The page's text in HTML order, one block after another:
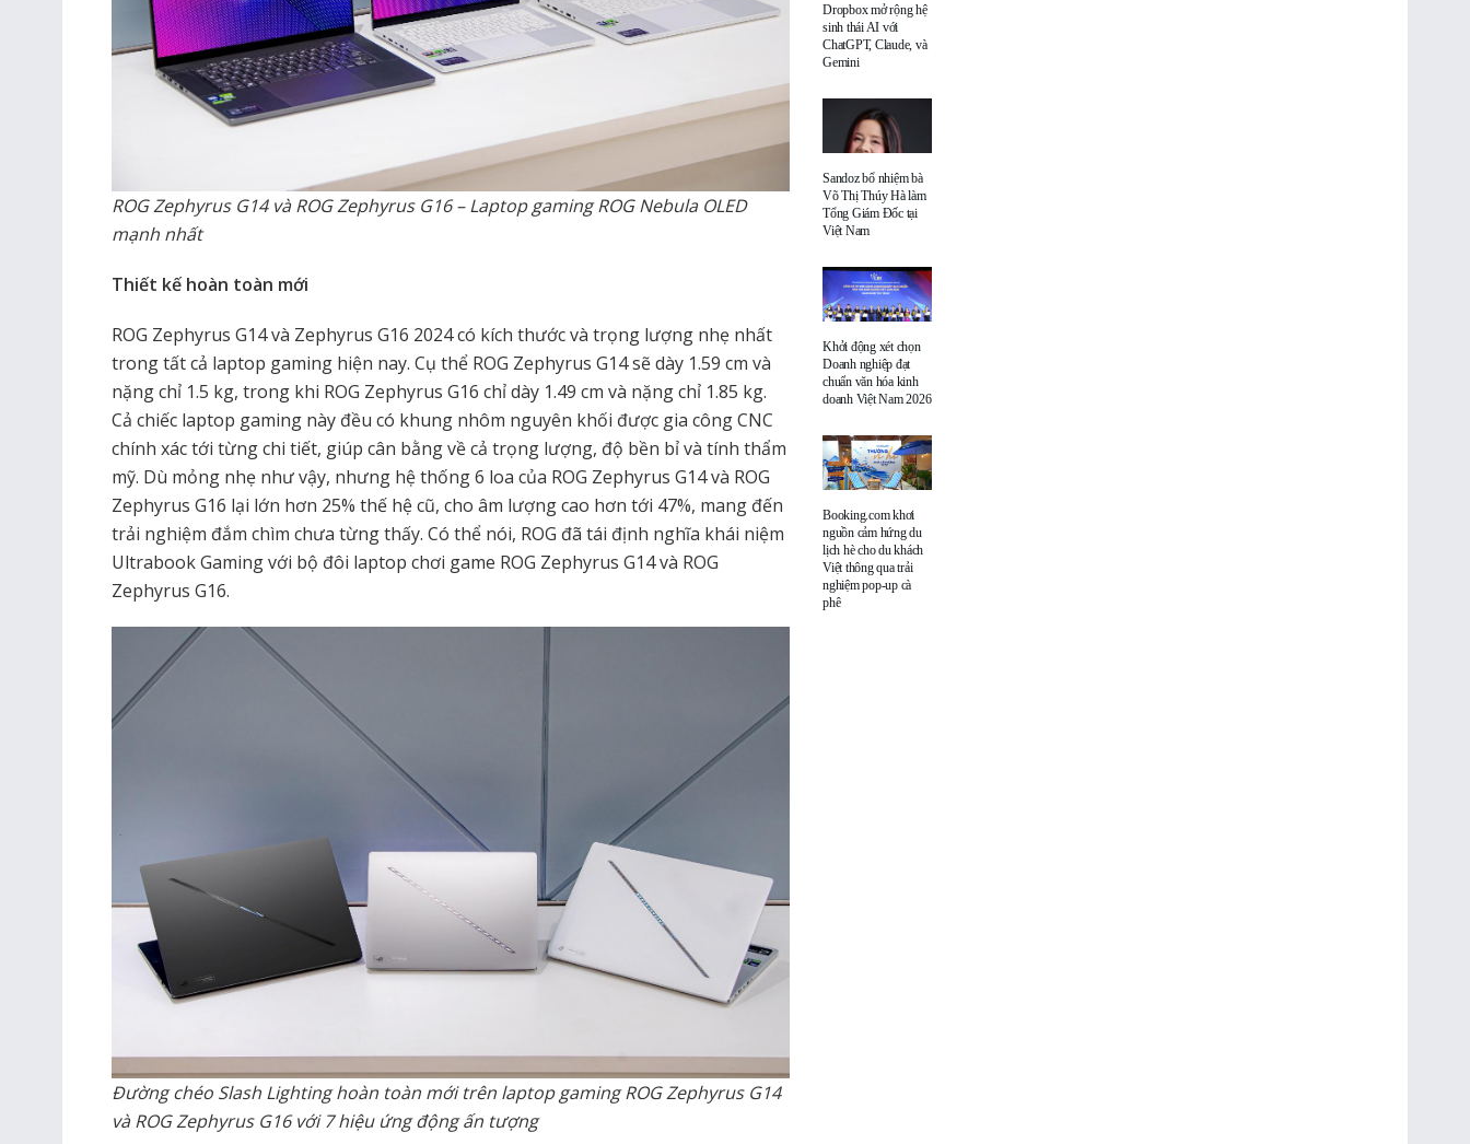
ROG Zephyrus G14 và ROG Zephyrus G16 – Laptop gaming ROG Nebula OLED
mạnh nhất
Thiết kế hoàn toàn mới
ROG Zephyrus G14 và Zephyrus G16 2024 có kích thước và trọng lượng nhẹ nhất
trong tất cả laptop gaming hiện nay. Cụ thể ROG Zephyrus G14 sẽ dày 1.59 cm và
nặng chỉ 1.5 kg, trong khi ROG Zephyrus G16 chỉ dày 1.49 cm và nặng chỉ 1.85 kg.
Cả chiếc laptop gaming này đều có khung nhôm nguyên khối được gia công CNC
chính xác tới từng chi tiết, giúp cân bằng về cả trọng lượng, độ bền bỉ và tính thẩm
mỹ. Dù mỏng nhẹ như vậy, nhưng hệ thống 6 loa của ROG Zephyrus G14 và ROG
Zephyrus G16 lại lớn hơn 25% thế hệ cũ, cho âm lượng cao hơn tới 47%, mang đến
trải nghiệm đắm chìm chưa từng thấy. Có thể nói, ROG đã tái định nghĩa khái niệm
Ultrabook Gaming với bộ đôi laptop chơi game ROG Zephyrus G14 và ROG
Zephyrus G16.
Đường chéo Slash Lighting hoàn toàn mới trên laptop gaming ROG Zephyrus G14
và ROG Zephyrus G16 với 7 hiệu ứng động ấn tượng
Dropbox mở rộng hệ
sinh thái AI với
ChatGPT, Claude, và
Gemini
Sandoz bổ nhiệm bà
Võ Thị Thúy Hà làm
Tổng Giám Đốc tại
Việt Nam
Khởi động xét chọn
Doanh nghiệp đạt
chuẩn văn hóa kinh
doanh Việt Nam 2026
Booking.com khơi
nguồn cảm hứng du
lịch hè cho du khách
Việt thông qua trải
nghiệm pop-up cà
phê